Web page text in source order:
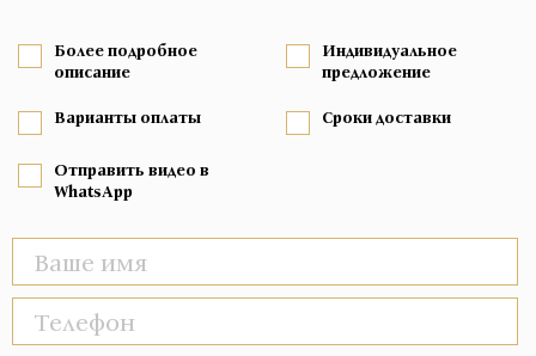
Более подробное
описание
Индивидуальное
предложение
Варианты оплаты Сроки доставки
Отправить видео в
WhatsApp